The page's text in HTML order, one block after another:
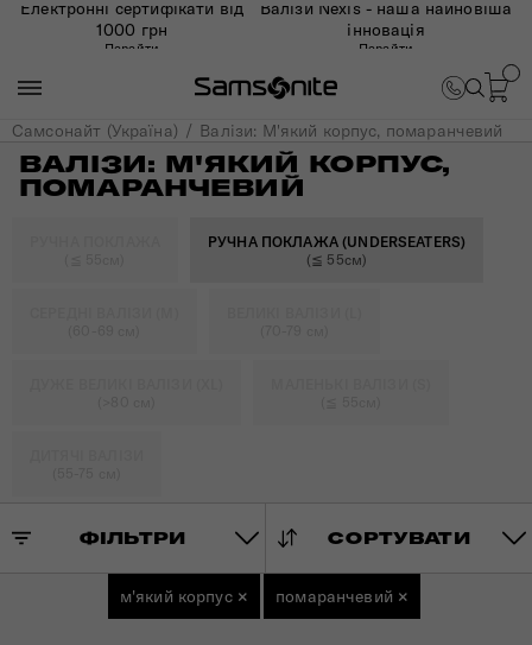
Електронні сертифікати від
1000 грн
Перейти
Валізи Nexis - наша найновіша
інновація
Перейти
Самсонайт (Україна) Валізи: М'який корпус, помаранчевий
ВАЛІЗИ: М'ЯКИЙ КОРПУС,
ПОМАРАНЧЕВИЙ
РУЧНА ПОКЛАЖА (UNDERSEATERS)
(≦ 55см)
ФІЛЬТРИ СОРТУВАТИ
м'який корпус × помаранчевий ×